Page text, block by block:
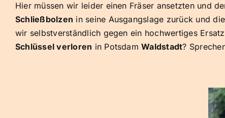
Hier müssen wir leider einen Fräser ansetzten und
Schließbolzen in seine Ausgangslage zurück und
wir selbstverständlich gegen ein hochwertiges
Schlüssel verloren in PotsdamWaldstadt?